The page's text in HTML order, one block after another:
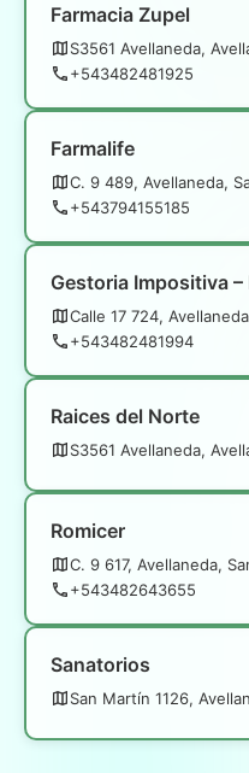
Farmacia Zupel
S3561 Avellaneda,
+543482481925
Farmalife
C. 9 489, Avellaneda,
+543794155185
Gestoria Impositiva
Calle 17 724,
+543482481994
Raices del Norte
S3561 Avellaneda,
Romicer
C. 9 617, Avellaneda,
+543482643655
Sanatorios
San Martín 1126,